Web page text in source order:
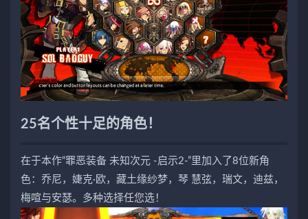
25名个性十足的角色！
在于本作“罪恶装备 未知次元 -启示2-”里加入了8位新角
色：乔尼，婕克·欧，藏土缘纱梦，琴 慧弦，瑞文，迪兹，
梅喧与安瑟。多种选择任您选！